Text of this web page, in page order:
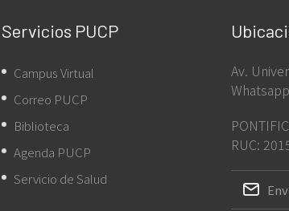
Servicios PUCP
Campus Virtual
Correo PUCP
Biblioteca
Agenda PUCP
Servicio de Salud
Av.
RUC: